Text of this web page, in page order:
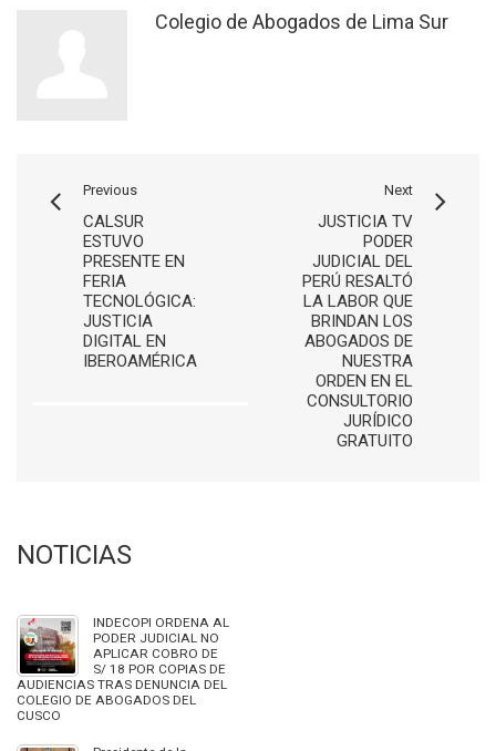
Colegio de Abogados de Lima Sur
Previous
CALSUR
ESTUVO
PRESENTE EN
FERIA
TECNOLÓGICA:
JUSTICIA
DIGITAL EN
IBEROAMÉRICA
Next
JUSTICIA TV
PODER
JUDICIAL DEL
PERÚ RESALTÓ
LA LABOR QUE
BRINDAN LOS
ABOGADOS DE
NUESTRA
ORDEN EN EL
CONSULTORIO
JURÍDICO
GRATUITO
NOTICIAS
INDECOPI ORDENA AL
PODER JUDICIAL NO
APLICAR COBRO DE
S/ 18 POR COPIAS DE
AUDIENCIAS TRAS DENUNCIA DEL
COLEGIO DE ABOGADOS DEL
CUSCO